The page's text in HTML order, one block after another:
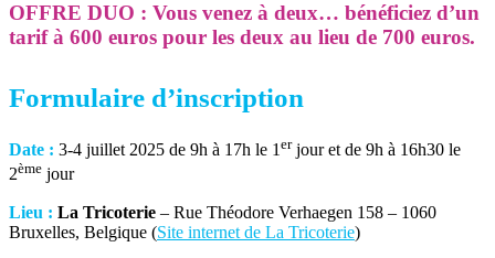
OFFRE DUO : Vous venez à deux… bénéficiez d’un
tarif à 600 euros pour les deux au lieu de 700 euros.
Formulaire d’inscription
Date : 3-4 juillet 2025 de 9h à 17h le 1 erjour et de 9h à 16h30 le
2ème jour
Lieu : La Tricoterie – Rue Théodore Verhaegen 158 – 1060
Bruxelles, Belgique (Site internet de La Tricoterie)